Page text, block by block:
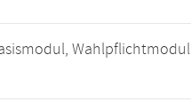
Wahlpflichtmodul